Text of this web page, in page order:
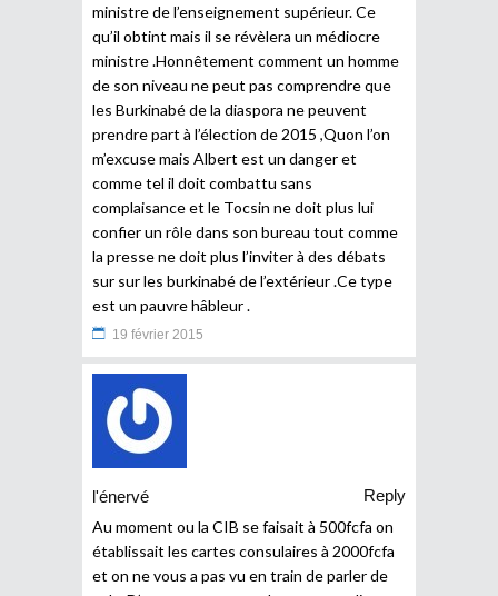
ministre de l’enseignement supérieur. Ce
qu’il obtint mais il se révèlera un médiocre
ministre .Honnêtement comment un homme
de son niveau ne peut pas comprendre que
les Burkinabé de la diaspora ne peuvent
prendre part à l’élection de 2015 ,Quon l’on
m’excuse mais Albert est un danger et
comme tel il doit combattu sans
complaisance et le Tocsin ne doit plus lui
confier un rôle dans son bureau tout comme
la presse ne doit plus l’inviter à des débats
sur sur les burkinabé de l’extérieur .Ce type
est un pauvre hâbleur .
19 février 2015
l'énervé
Reply
Au moment ou la CIB se faisait à 500fcfa on
établissait les cartes consulaires à 2000fcfa
et on ne vous a pas vu en train de parler de